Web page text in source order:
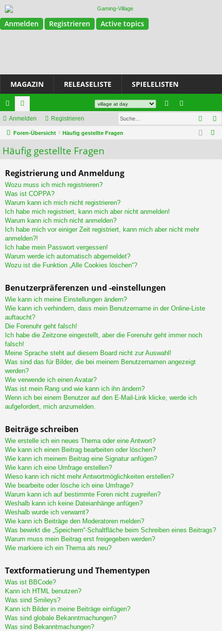
Anmelden Registrieren Active topics
MAGAZIN RELEASELISTE SPIELELISTEN
ch
ne
llz
riff
or
en
Anmelden Registrieren
Foren-Übersicht Häufig gestellte Fragen
Häufig gestellte Fragen
Registrierung und Anmeldung
Wozu muss ich mich registrieren?
Was ist COPPA?
Warum kann ich mich nicht registrieren?
Ich habe mich registriert, kann mich aber nicht anmelden!
Warum kann ich mich nicht anmelden?
Ich habe mich vor einiger Zeit registriert, kann mich aber nicht mehr
anmelden?!
Ich habe mein Passwort vergessen!
Warum werde ich automatisch abgemeldet?
Wozu ist die Funktion „Alle Cookies löschen“?
Benutzerpräferenzen und -einstellungen
Wie kann ich meine Einstellungen ändern?
Wie kann ich verhindern, dass mein Benutzername in der Online-Liste
auftaucht?
Die Forenuhr geht falsch!
Ich habe die Zeitzone eingestellt, aber die Forenuhr geht immer noch
falsch!
Meine Sprache steht auf diesem Board nicht zur Auswahl!
Was sind das für Bilder, die bei meinem Benutzernamen angezeigt
werden?
Wie verwende ich einen Avatar?
Was ist mein Rang und wie kann ich ihn ändern?
Wenn ich bei einem Benutzer auf den E-Mail-Link klicke, werde ich
aufgefordert, mich anzumelden.
Beiträge schreiben
Wie erstelle ich ein neues Thema oder eine Antwort?
Wie kann ich einen Beitrag bearbeiten oder löschen?
Wie kann ich meinem Beitrag eine Signatur anfügen?
Wie kann ich eine Umfrage erstellen?
Wieso kann ich nicht mehr Antwortmöglichkeiten erstellen?
Wie bearbeite oder lösche ich eine Umfrage?
Warum kann ich auf bestimmte Foren nicht zugreifen?
Weshalb kann ich keine Dateianhänge anfügen?
Weshalb wurde ich verwarnt?
Wie kann ich Beiträge den Moderatoren melden?
Was bewirkt die „Speichern“-Schaltfläche beim Schreiben eines Beitrags?
Warum muss mein Beitrag erst freigegeben werden?
Wie markiere ich ein Thema als neu?
Textformatierung und Thementypen
Was ist BBCode?
Kann ich HTML benutzen?
Was sind Smileys?
Kann ich Bilder in meine Beiträge einfügen?
Was sind globale Bekanntmachungen?
Was sind Bekanntmachungen?